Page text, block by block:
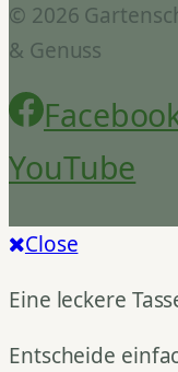
© 2026
& Genuss
YouTube
Close
Eine leckere
Entscheide